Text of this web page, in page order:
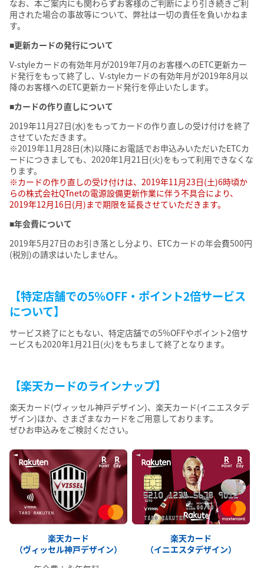
なお、本ご案内にも関わらずお客様のご判断により引き続きご利
用された場合の事故等について、弊社は一切の責任を負いかねま
す。
■更新カードの発行について
V-styleカードの有効年月が2019年7月のお客様へのETC更新カー
ド発行をもって終了し、V-styleカードの有効年月が2019年8月以
降のお客様へのETC更新カード発行を停止いたします。
■カードの作り直しについて
2019年11月27日(水)をもってカードの作り直しの受け付けを終了
させていただきます。
※2019年11月28日(木)以降にお電話でお申込みいただいたETCカ
ードにつきましても、2020年1月21日(火)をもって利用できなくな
ります。
※カードの作り直しの受け付けは、2019年11月23日(土)6時頃か
らの株式会社QTnetの電源設備更新作業に伴う不具合により、
2019年12月16日(月)まで期限を延長させていただきます。
■年会費について
2019年5月27日のお引き落とし分より、ETCカードの年会費500円
(税別)の請求はいたしません。
【特定店舗での5％OFF・ポイント2倍サービス
について】
サービス終了にともない、特定店舗での5%OFFやポイント2倍サ
ービスも2020年1月21日(火)をもちまして終了となります。
【楽天カードのラインナップ】
楽天カード(ヴィッセル神戸デザイン)、楽天カード(イニエスタデ
ザイン)ほか、さまざまなカードをご用意しております。
ぜひお申込みをご検討ください。
楽天カード
（ヴィッセル神戸デザイン）
楽天カード
（イニエスタデザイン）